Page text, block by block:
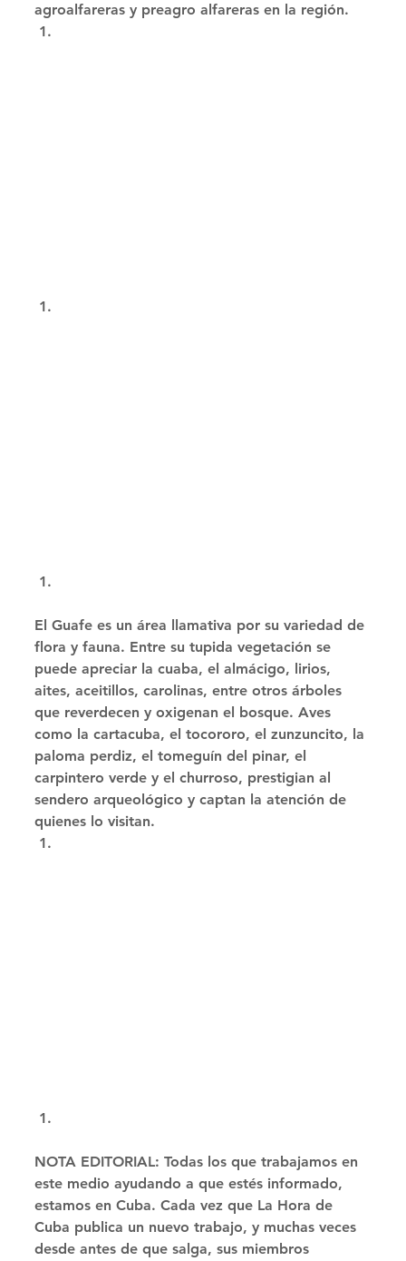
agroalfareras y preagro alfareras en la región.
El Guafe es un área llamativa por su variedad de
flora y fauna. Entre su tupida vegetación se
puede apreciar la cuaba, el almácigo, lirios,
aites, aceitillos, carolinas, entre otros árboles
que reverdecen y oxigenan el bosque. Aves
como la cartacuba, el tocororo, el zunzuncito, la
paloma perdiz, el tomeguín del pinar, el
carpintero verde y el churroso, prestigian al
sendero arqueológico y captan la atención de
quienes lo visitan.
NOTA EDITORIAL: Todas los que trabajamos en
este medio ayudando a que estés informado,
estamos en Cuba. Cada vez que La Hora de
Cuba publica un nuevo trabajo, y muchas veces
desde antes de que salga, sus miembros